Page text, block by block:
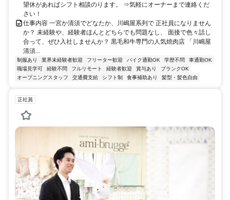
望休があればシフト相談のります。 ⇒気軽にオーナーまで連絡くだ
さい！
仕事内容 一宮か清須でどなたか、川嶋屋系列で 正社員になりません
か？ 未経験や、経験者ほんとどちらでも問題なし、 面接で色々話し
合って、ぜひ入社しませんか？ 黒毛和牛専門の人気焼肉店 「川嶋屋
清須...
制服あり 業界未経験者歓迎 フリーター歓迎 バイク通勤OK 学歴不問
車通勤OK
職場見学可
経験不問 フルリモート 経験者歓迎 賞与あり
ブランクOK
オープニングスタッフ
交通費支給 シフト制 食事補助あり 髪型・髪色自由
正社員